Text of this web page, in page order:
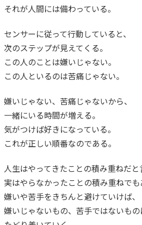
それが人間には備わっている。
センサーに従って行動していると、
次のステップが見えてくる。
この人のことは嫌いじゃない。
この人といるのは苦痛じゃない。
嫌いじゃない、苦痛じゃないから、
一緒にいる時間が増える。
気がつけば好きになっている。
これが正しい順番なのである。
人生はやってきたことの積み重ねだと
実はやらなかったことの積み重ねでも
嫌いや苦手をきちんと避けていけば、
嫌いじゃないもの、苦手ではないもの